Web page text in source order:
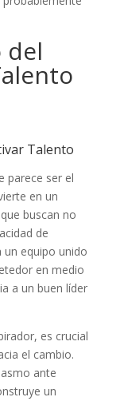
del
Talento
parece ser el
en un
buscan no
de
equipo unido
en medio
a un buen líder
es crucial
el cambio.
ante
un